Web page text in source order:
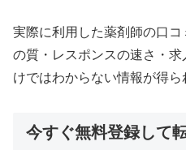
実際に利用した薬剤師の口
の質・レスポンスの速さ・
けではわからない情報が得ら
今すぐ無料登録して